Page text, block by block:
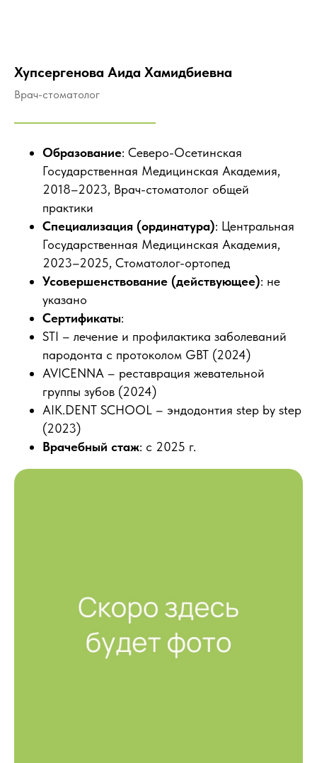
Хупсергенова Аида Хамидбиевна
Врач-стоматолог
Образование: Северо-Осетинская
Государственная Медицинская Академия,
2018–2023, Врач-стоматолог общей
практики
Специализация (ординатура): Центральная
Государственная Медицинская Академия,
2023–2025, Стоматолог-ортопед
Усовершенствование (действующее): не
указано
Сертификаты:
STI – лечение и профилактика заболеваний
пародонта с протоколом GBT (2024)
AVICENNA – реставрация жевательной
группы зубов (2024)
AIK.DENT SCHOOL – эндодонтия step by step
(2023)
Врачебный стаж: с 2025 г.